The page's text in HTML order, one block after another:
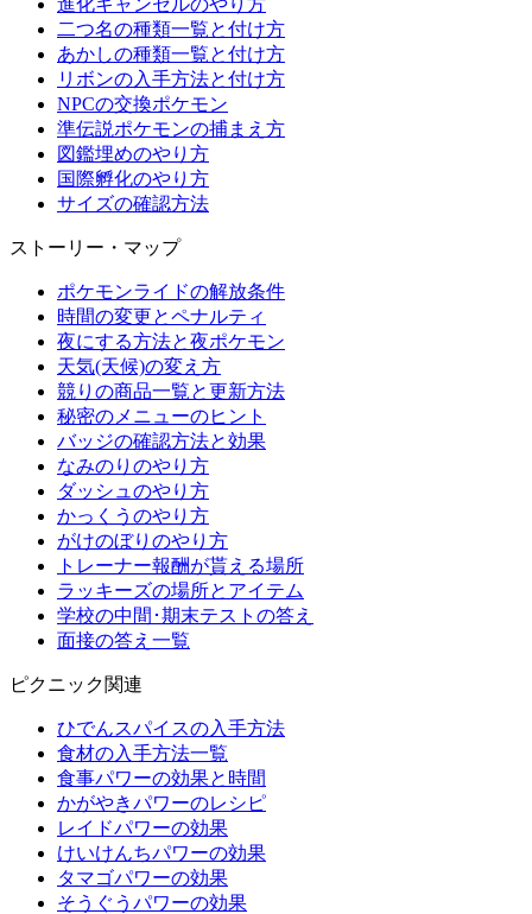
進化キャンセルのやり方
二つ名の種類一覧と付け方
あかしの種類一覧と付け方
リボンの入手方法と付け方
NPCの交換ポケモン
準伝説ポケモンの捕まえ方
図鑑埋めのやり方
国際孵化のやり方
サイズの確認方法
ストーリー・マップ
ポケモンライドの解放条件
時間の変更とペナルティ
夜にする方法と夜ポケモン
天気(天候)の変え方
競りの商品一覧と更新方法
秘密のメニューのヒント
バッジの確認方法と効果
なみのりのやり方
ダッシュのやり方
かっくうのやり方
がけのぼりのやり方
トレーナー報酬が貰える場所
ラッキーズの場所とアイテム
学校の中間･期末テストの答え
面接の答え一覧
ピクニック関連
ひでんスパイスの入手方法
食材の入手方法一覧
食事パワーの効果と時間
かがやきパワーのレシピ
レイドパワーの効果
けいけんちパワーの効果
タマゴパワーの効果
そうぐうパワーの効果